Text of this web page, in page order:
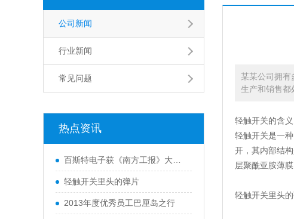
公司新闻
行业新闻
常见问题
热点资讯
百斯特电子获《南方工报》大篇幅报
轻触开关里头的弹片
2013年度优秀员工巴厘岛之行
某某公司拥有
生产和销售都
轻触开关的含义
轻触开关是一
开，其内部结
层聚酰亚胺薄
轻触开关里头